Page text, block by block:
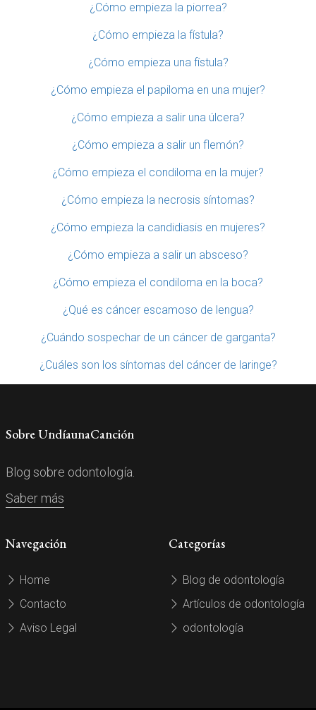
¿Cómo empieza la piorrea?
¿Cómo empieza la fístula?
¿Cómo empieza una fístula?
¿Cómo empieza el papiloma en una mujer?
¿Cómo empieza a salir una úlcera?
¿Cómo empieza a salir un flemón?
¿Cómo empieza el condiloma en la mujer?
¿Cómo empieza la necrosis síntomas?
¿Cómo empieza la candidiasis en mujeres?
¿Cómo empieza a salir un absceso?
¿Cómo empieza el condiloma en la boca?
¿Qué es cáncer escamoso de lengua?
¿Cuándo sospechar de un cáncer de garganta?
¿Cuáles son los síntomas del cáncer de laringe?
Sobre UndíaunaCanción
Blog sobre odontología.
Saber más
Navegación
Home
Contacto
Aviso Legal
Categorías
Blog de odontología
Artículos de odontología
odontología